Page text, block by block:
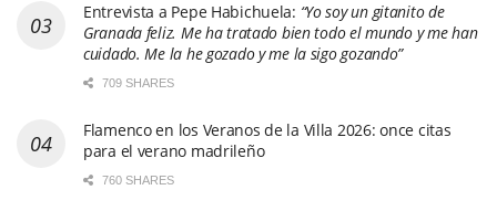
Entrevista a Pepe Habichuela: “Yo soy un gitanito de
Granada feliz. Me ha tratado bien todo el mundo y me han
cuidado. Me la he gozado y me la sigo gozando”
709 SHARES
Flamenco en los Veranos de la Villa 2026: once citas
para el verano madrileño
760 SHARES